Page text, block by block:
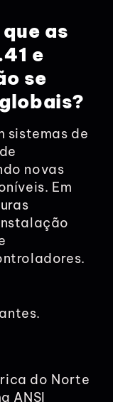
as
e
se
sistemas de
novas
Em
do Norte
ANSI